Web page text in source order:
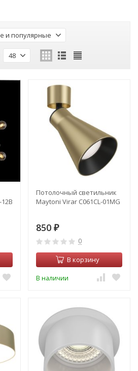
и популярные
48
Потолочный светильник
Maytoni Virar C061CL-01MG
850 ₽
0
В корзину
В наличии